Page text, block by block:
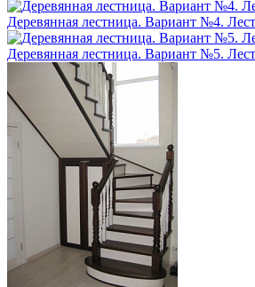
Деревянная лестница. Вариант №4.
Деревянная лестница. Вариант №5.